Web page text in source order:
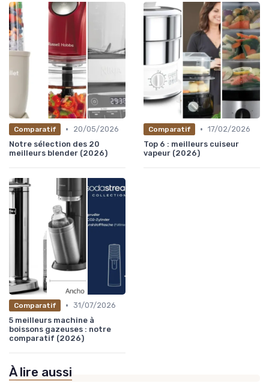
Comparatif •
20/05/2026
Notre sélection des 20
meilleurs blender (2026)
Comparatif • 17/02/2026
Top 6 : meilleurs cuiseur
vapeur (2026)
Comparatif • 31/07/2026
5 meilleurs machine à
boissons gazeuses : notre
comparatif (2026)
À lire aussi